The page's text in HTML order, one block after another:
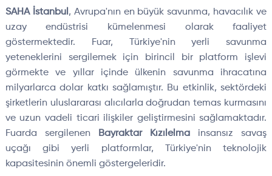
SAHA İstanbul , Avrupa'nın en büyük savunma, havacılık ve
uzay endüstrisi kümelenmesi olarak faaliyet
göstermektedir. Fuar, Türkiye'nin yerli savunma
yeteneklerini sergilemek için birincil bir platform işlevi
görmekte ve yıllar içinde ülkenin savunma ihracatına
milyarlarca dolar katkı sağlamıştır. Bu etkinlik, sektördeki
şirketlerin uluslararası alıcılarla doğrudan temas kurmasını
ve uzun vadeli ticari ilişkiler geliştirmesini sağlamaktadır.
Fuarda sergilenen
Bayraktar Kızılelma insansız savaş
uçağı gibi yerli platformlar, Türkiye'nin teknolojik
kapasitesinin önemli göstergeleridir.